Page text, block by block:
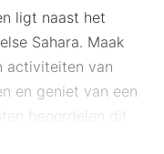
ligt naast het
Sahara. Maak
activiteiten van
en geniet van een
beoordelen dit